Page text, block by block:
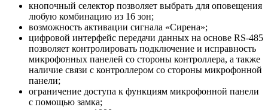
кнопочный селектор позволяет выбрать для оповещения
любую комбинацию из 16 зон;
возможность активации сигнала «Сирена»;
цифровой интерфейс передачи данных на основе RS-485
позволяет контролировать подключение и исправность
микрофонных панелей со стороны контроллера, а также
наличие связи с контроллером со стороны микрофонной
панели;
ограничение доступа к функциям микрофонной панели
с помощью замка;